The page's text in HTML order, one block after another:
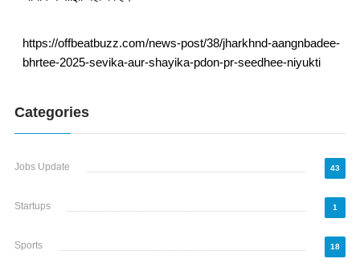
https://offbeatbuzz.com/news-post/38/jharkhnd-aangnbadee-
bhrtee-2025-sevika-aur-shayika-pdon-pr-seedhee-niyukti
Categories
Jobs Update 43
Startups 1
Sports 18